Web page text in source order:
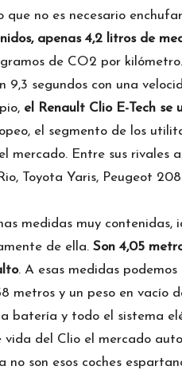
que no es necesario
apenas 4,2 litros de
de CO2 por
9,3 segundos con una
el Renault Clio E-Tech se
el segmento de los
mercado. Entre sus rivales
Toyota Yaris, Peugeot
medidas muy
de ella. Son 4,05
. A esas medidas
metros y un peso en vacío
batería y todo el sistema
vida del Clio el mercado
no son esos coches